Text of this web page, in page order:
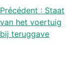
Bericht
navigatie
Précédent : Staat
van het voertuig
bij teruggave